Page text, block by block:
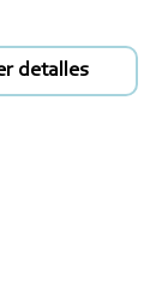
detalles